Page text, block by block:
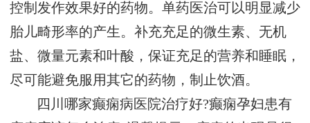
控制发作效果好的药物。单药医治可以明显减少
胎儿畸形率的产生。补充充足的微生素、无机
盐、微量元素和叶酸，保证充足的营养和睡眠，
尽可能避免服用其它的药物，制止饮酒。
四川哪家癫痫病医院治疗好?癫痫孕妇患有